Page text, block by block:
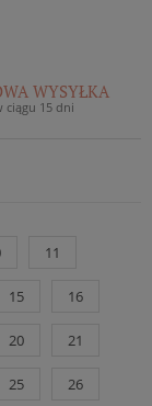
WYSYŁKA
ciągu 15 dni
11
15 16
20 21
25 26